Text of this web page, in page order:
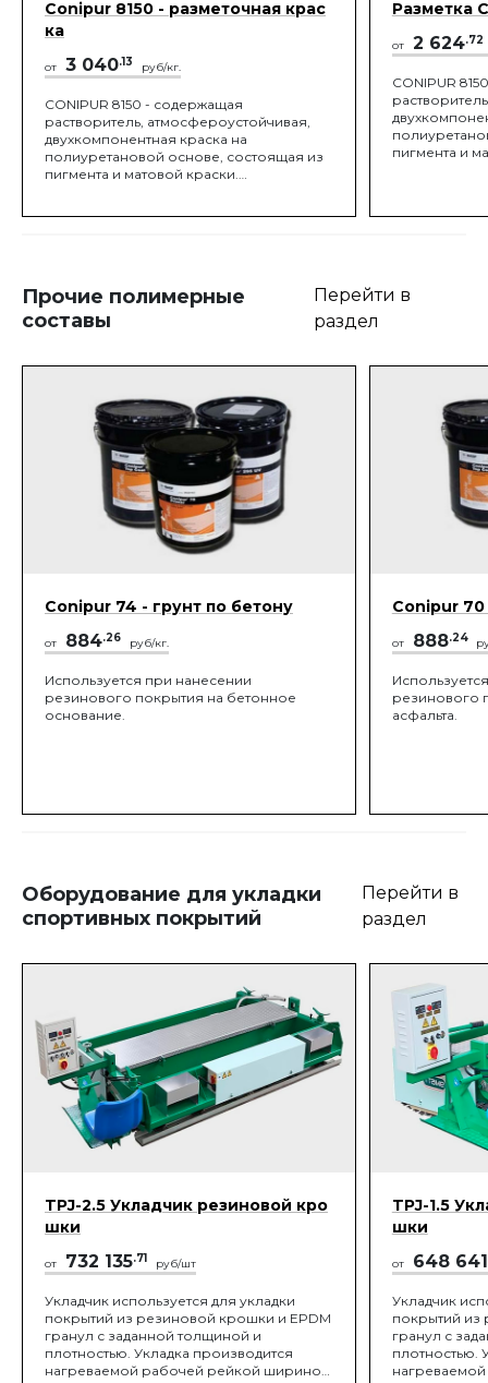
Conipur 8150 - разметочная крас
ка
от 3 040.13 руб/кг.
CONIPUR 8150 - содержащая
растворитель, атмосфероустойчивая,
двухкомпонентная краска на
полиуретановой основе, состоящая из
пигмента и матовой краски.
Разметка
от 2 624.72
CONIPUR
пигмента и
площадок.
Прочие полимерные
составы
Перейти в
раздел
Conipur 74 - грунт по бетону
от 884.26 руб/кг.
Используется при нанесении
резинового покрытия на бетонное
основание.
Conipur 70
от 888.24
резинового
асфальта.
Оборудование для укладки
спортивных покрытий
Перейти в
раздел
TPJ-2.5 Укладчик резиновой кро
шки
от 732 135.71 руб/шт
Укладчик используется для укладки
покрытий из резиновой крошки и EPDM
гранул с заданной толщиной и
плотностью. Укладка производится
нагреваемой рабочей рейкой шириной
TPJ-1.5
шки
от 648 641
Укладчик
покрытий из
гранул с
плотностью.